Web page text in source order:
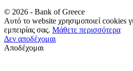
© 2026 - Bank of Greece
Αυτό το website χρησιμοποιεί cookies
εμπειρίας σας. Μάθετε περισσότερα
Δεν αποδέχομαι
Αποδέχομαι